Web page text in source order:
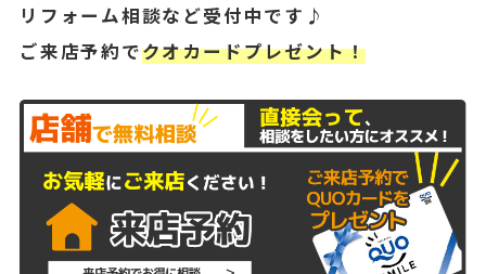
リフォーム相談など受付中です♪
ご来店予約でクオカードプレゼント！